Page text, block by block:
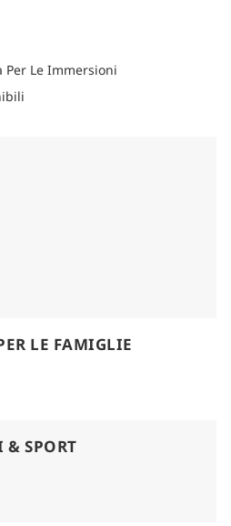
Per Le Immersioni
LE FAMIGLIE
& SPORT